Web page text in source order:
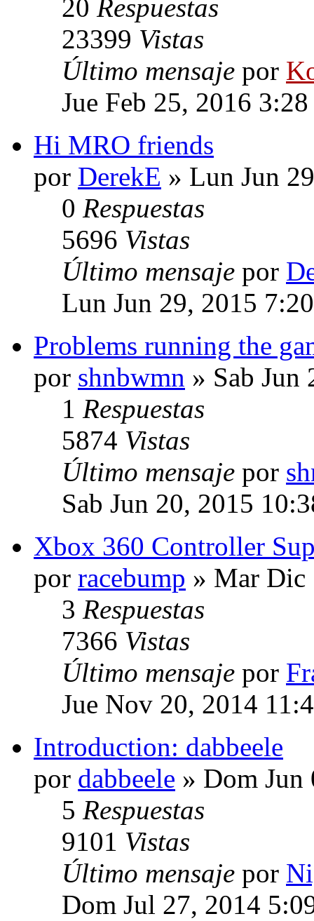
20 Respuestas
23399 Vistas
Último mensaje por
Jue Feb 25, 2016
Hi MRO friends
por DerekE » Lun Jun
0 Respuestas
5696 Vistas
Último mensaje por
Lun Jun 29, 2015
Problems running the
por shnbwmn » Sab Jun
1 Respuestas
5874 Vistas
Último mensaje por
Sab Jun 20, 2015
Xbox 360 Controller
por racebump » Mar Dic
3 Respuestas
7366 Vistas
Último mensaje por
Jue Nov 20, 2014
Introduction: dabbeele
por dabbeele » Dom Jun
5 Respuestas
9101 Vistas
Último mensaje por
Dom Jul 27, 2014